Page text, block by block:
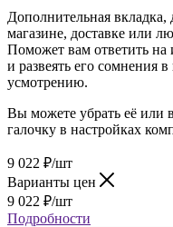
Дополнительная
магазине, доставке или
Поможет вам ответить
и развеять его сомнения
усмотрению.
Вы можете убрать её или
галочку в настройках
9 022 ₽/шт
Варианты цен
9 022 ₽/шт
Подробности